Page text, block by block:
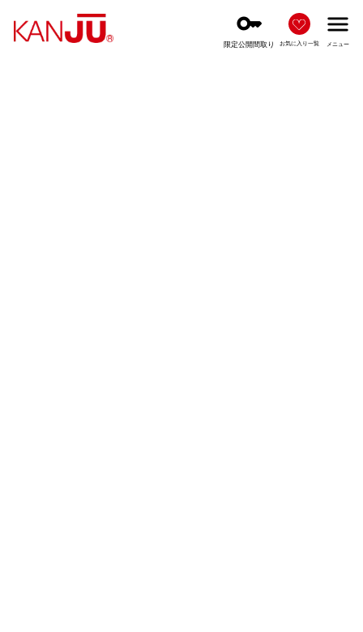
key
限定公開間取り お気に入り一覧
menu
メニュー